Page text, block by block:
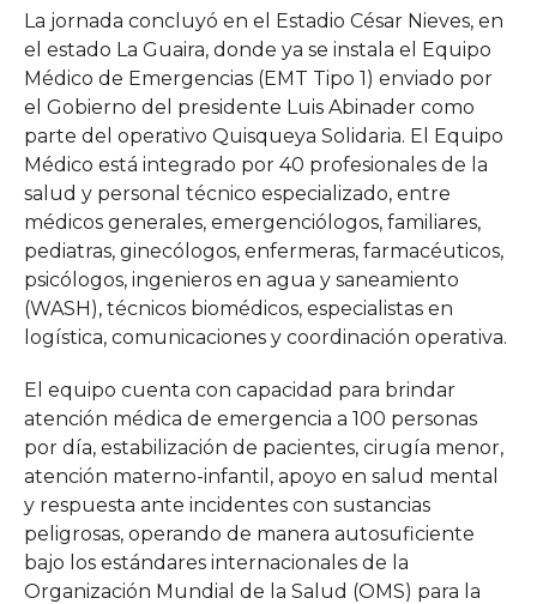
La jornada concluyó en el Estadio César Nieves, en
el estado La Guaira, donde ya se instala el Equipo
Médico de Emergencias (EMT Tipo 1) enviado por
el Gobierno del presidente Luis Abinader como
parte del operativo Quisqueya Solidaria. El Equipo
Médico está integrado por 40 profesionales de la
salud y personal técnico especializado, entre
médicos generales, emergenciólogos, familiares,
pediatras, ginecólogos, enfermeras, farmacéuticos,
psicólogos, ingenieros en agua y saneamiento
(WASH), técnicos biomédicos, especialistas en
logística, comunicaciones y coordinación operativa.
El equipo cuenta con capacidad para brindar
atención médica de emergencia a 100 personas
por día, estabilización de pacientes, cirugía menor,
atención materno-infantil, apoyo en salud mental
y respuesta ante incidentes con sustancias
peligrosas, operando de manera autosuficiente
bajo los estándares internacionales de la
Organización Mundial de la Salud (OMS) para la